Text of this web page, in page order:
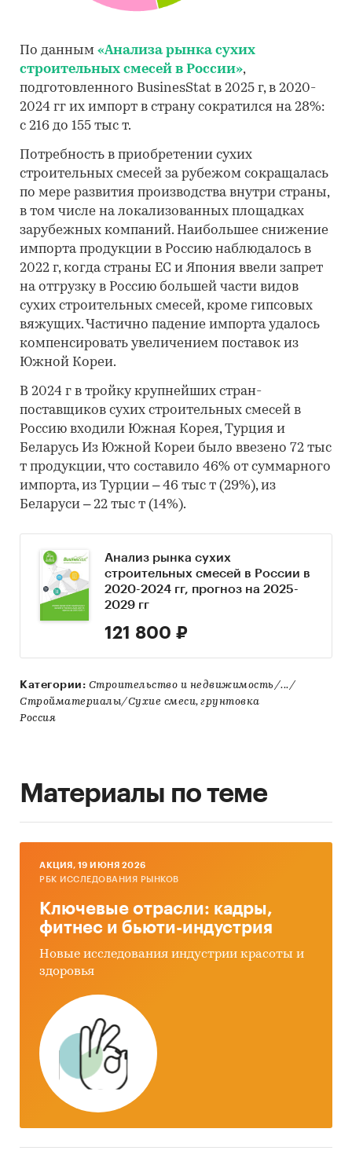
По данным «Анализа рынка сухих
строительных смесей в России»,
подготовленного BusinesStat в 2025 г, в 2020-
2024 гг их импорт в страну сократился на 28%:
с 216 до 155 тыс т.
Потребность в приобретении сухих
строительных смесей за рубежом сокращалась
по мере развития производства внутри страны,
в том числе на локализованных площадках
зарубежных компаний. Наибольшее снижение
импорта продукции в Россию наблюдалось в
2022 г, когда страны ЕС и Япония ввели запрет
на отгрузку в Россию большей части видов
сухих строительных смесей, кроме гипсовых
вяжущих. Частично падение импорта удалось
компенсировать увеличением поставок из
Южной Кореи.
В 2024 г в тройку крупнейших стран-
поставщиков сухих строительных смесей в
Россию входили Южная Корея, Турция и
Беларусь Из Южной Кореи было ввезено 72 тыс
т продукции, что составило 46% от суммарного
импорта, из Турции – 46 тыс т (29%), из
Беларуси – 22 тыс т (14%).
Анализ рынка сухих
строительных смесей в России в
2020-2024 гг, прогноз на 2025-
2029 гг
121 800 ₽
Категории: Строительство и недвижимость/.../
Стройматериалы/Сухие смеси, грунтовка
Россия
Материалы по теме
AКЦИЯ, 19 ИЮНЯ 2026
РБК ИССЛЕДОВАНИЯ РЫНКОВ
Ключевые отрасли: кадры,
фитнес и бьюти-индустрия
Новые исследования индустрии красоты и
здоровья